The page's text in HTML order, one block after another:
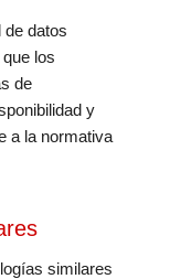
de datos
los
de
y
a la normativa
similares